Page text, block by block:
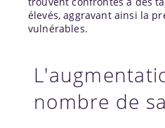
élevés, aggravant ainsi la
vulnérables.
nombre de